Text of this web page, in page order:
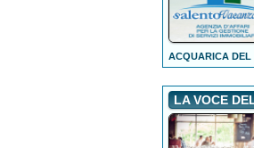
ACQUARICA DEL
LA VOCE